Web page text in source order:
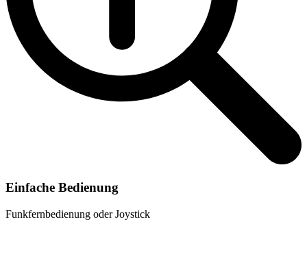
Einfache Bedienung
Funkfernbedienung oder Joystick